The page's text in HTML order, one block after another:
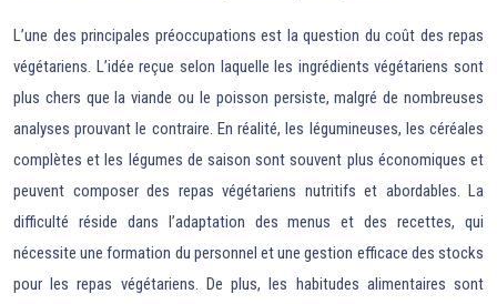
L’une des principales préoccupations est la question du coût des repas
végétariens. L’idée reçue selon laquelle les ingrédients végétariens sont
plus chers que la viande ou le poisson persiste, malgré de nombreuses
analyses prouvant le contraire. En réalité, les légumineuses, les céréales
complètes et les légumes de saison sont souvent plus économiques et
peuvent composer des repas végétariens nutritifs et abordables. La
difficulté réside dans l’adaptation des menus et des recettes, qui
nécessite une formation du personnel et une gestion efficace des stocks
pour les repas végétariens. De plus, les habitudes alimentaires sont